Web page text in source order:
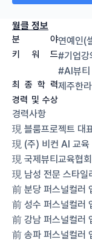
월클 정보
분 야연예인(
키 워 드#기업강
#AI뷰티
최 종 학 력제주한
경력 및 수상
경력사항
現 블룸프로젝트 대
現 (주) 비컨 AI 교육
現 국제뷰티교육협
現 남성 전문 스타일
前 분당 퍼스널컬러
前 성수 퍼스널컬러
前 강남 퍼스널컬러
前 송파 퍼스널컬러